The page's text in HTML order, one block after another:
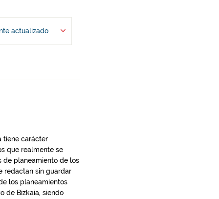
actualizado
tiene carácter
que realmente se
de planeamiento de los
redactan sin guardar
los planeamientos
de Bizkaia, siendo